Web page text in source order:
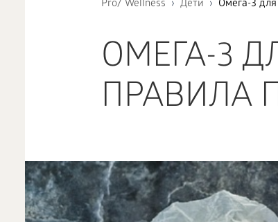
Pro/ Wellness Дети Омега-3
ОМЕГА-3
ПРАВИЛА